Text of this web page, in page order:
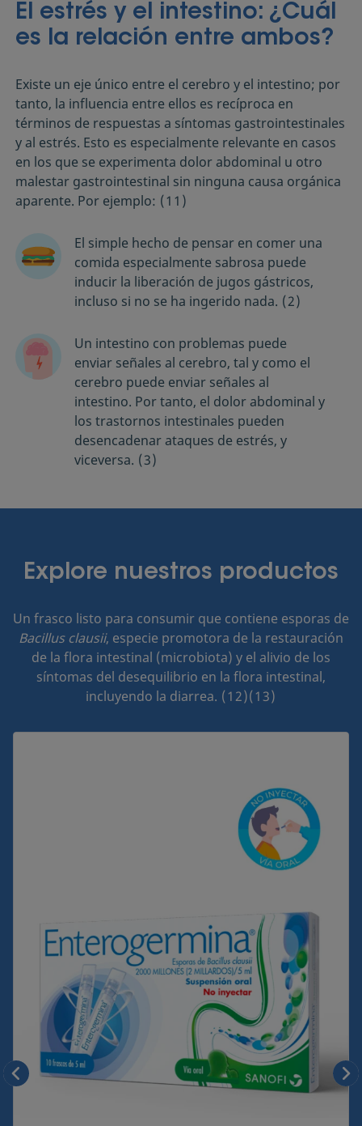
El estrés y el intestino: ¿Cuál
es la relación entre ambos?
Existe un eje único entre el cerebro y el intestino; por
tanto, la influencia entre ellos es recíproca en
términos de respuestas a síntomas gastrointestinales
y al estrés. Esto es especialmente relevante en casos
en los que se experimenta dolor abdominal u otro
malestar gastrointestinal sin ninguna causa orgánica
aparente. Por ejemplo: (11)
El simple hecho de pensar en comer una
comida especialmente sabrosa puede
inducir la liberación de jugos gástricos,
incluso si no se ha ingerido nada. (2)
Un intestino con problemas puede
enviar señales al cerebro, tal y como el
cerebro puede enviar señales al
intestino. Por tanto, el dolor abdominal y
los trastornos intestinales pueden
desencadenar ataques de estrés, y
viceversa. (3)
Explore nuestros productos
Un frasco listo para consumir que contiene esporas de
Bacillus clausii, especie promotora de la restauración
de la flora intestinal (microbiota) y el alivio de los
síntomas del desequilibrio en la flora intestinal,
incluyendo la diarrea. (12)(13)